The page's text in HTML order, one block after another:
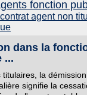
fonction
contrat agent non
dans la
...
titulaires, la
signifie la